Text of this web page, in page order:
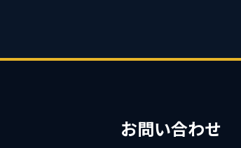
お問い合わせ